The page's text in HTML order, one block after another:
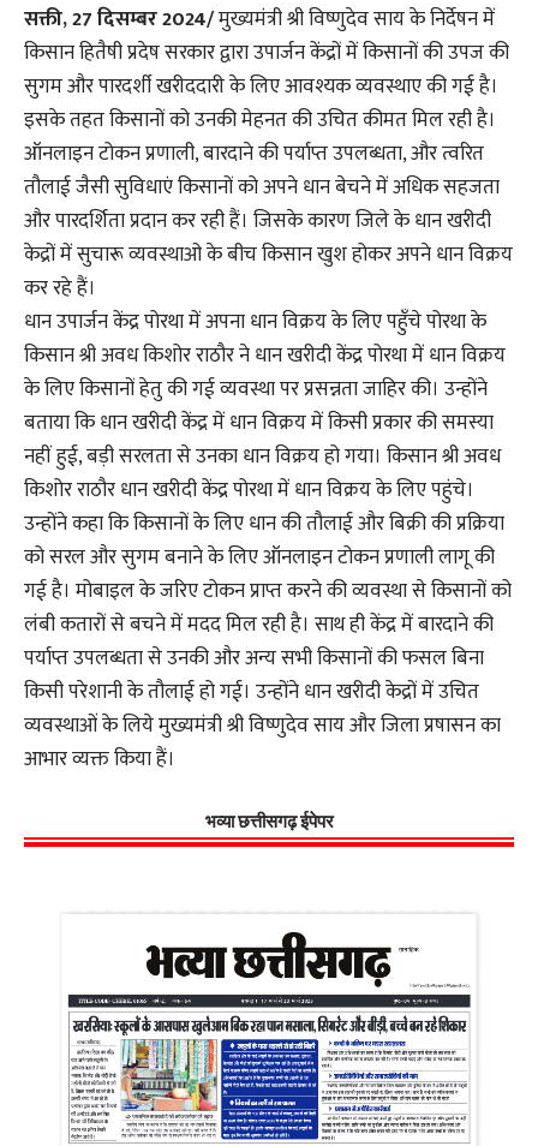
सक्ती, 27 दिसम्बर 2024/मुख्यमंत्री श्री विष्णुदेव साय के निर्देषन में
किसान हितैषी प्रदेष सरकार द्वारा उपार्जन केंद्रों में किसानों की उपज की
सुगम और पारदर्शी खरीददारी के लिए आवश्यक व्यवस्थाए की गई है।
इसके तहत किसानों को उनकी मेहनत की उचित कीमत मिल रही है।
ऑनलाइन टोकन प्रणाली, बारदाने की पर्याप्त उपलब्धता, और त्वरित
तौलाई जैसी सुविधाएं किसानों को अपने धान बेचने में अधिक सहजता
और पारदर्शिता प्रदान कर रही हैं। जिसके कारण जिले के धान खरीदी
केद्रों में सुचारू व्यवस्थाओ के बीच किसान खुश होकर अपने धान विक्रय
कर रहे हैं।
धान उपार्जन केंद्र पोरथा में अपना धान विक्रय के लिए पहुँचे पोरथा के
किसान श्री अवध किशोर राठौर ने धान खरीदी केंद्र पोरथा में धान विक्रय
के लिए किसानों हेतु की गई व्यवस्था पर प्रसन्नता जाहिर की। उन्होंने
बताया कि धान खरीदी केंद्र में धान विक्रय में किसी प्रकार की समस्या
नहीं हुई, बड़ी सरलता से उनका धान विक्रय हो गया। किसान श्री अवध
किशोर राठौर धान खरीदी केंद्र पोरथा में धान विक्रय के लिए पहुंचे।
उन्होंने कहा कि किसानों के लिए धान की तौलाई और बिक्री की प्रक्रिया
को सरल और सुगम बनाने के लिए ऑनलाइन टोकन प्रणाली लागू की
गई है। मोबाइल के जरिए टोकन प्राप्त करने की व्यवस्था से किसानों को
लंबी कतारों से बचने में मदद मिल रही है। साथ ही केंद्र में बारदाने की
पर्याप्त उपलब्धता से उनकी और अन्य सभी किसानों की फसल बिना
किसी परेशानी के तौलाई हो गई। उन्होंने धान खरीदी केद्रों में उचित
व्यवस्थाओं के लिये मुख्यमंत्री श्री विष्णुदेव साय और जिला प्रषासन का
आभार व्यक्त किया हैं।
भव्या छत्तीसगढ़ ईपेपर